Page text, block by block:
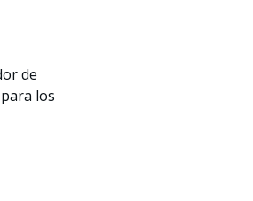
de
los